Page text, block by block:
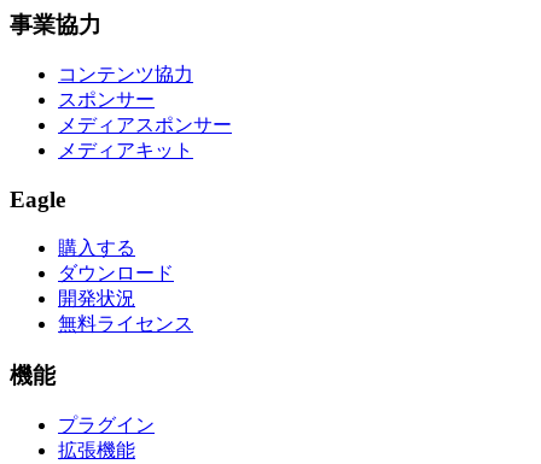
事業協力
コンテンツ協力
スポンサー
メディアスポンサー
メディアキット
Eagle
購入する
ダウンロード
開発状況
無料ライセンス
機能
プラグイン
拡張機能